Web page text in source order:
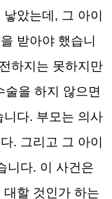
았는데, 그 아이
받아야 했습니
하지는 못하지만
술을 하지 않으면
다. 부모는 의사
. 그리고 그 아이
니다. 이 사건은
할 것인가 하는